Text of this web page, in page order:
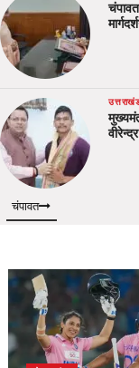
चंपावत